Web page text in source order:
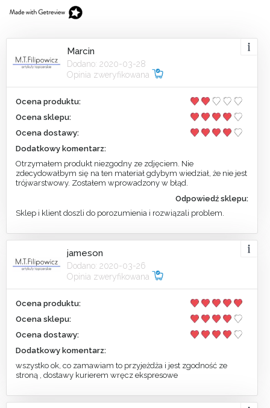
Marcin
Dodano: 2020-03-28
Opinia zweryfikowana
Ocena produktu:
Ocena sklepu:
Ocena dostawy:
Dodatkowy komentarz:
Otrzymałem produkt niezgodny ze zdjęciem. Nie
zdecydowałbym się na ten materiał gdybym wiedział, że nie jest
trójwarstwowy. Zostałem wprowadzony w błąd.
Odpowiedź sklepu:
Sklep i klient doszli do porozumienia i rozwiązali problem.
jameson
Dodano: 2020-03-26
Opinia zweryfikowana
Ocena produktu:
Ocena sklepu:
Ocena dostawy:
Dodatkowy komentarz:
wszystko ok, co zamawiam to przyjeżdża i jest zgodność ze
stroną , dostawy kurierem wręcz ekspresowe